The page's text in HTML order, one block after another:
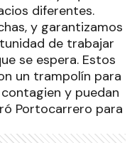
diferentes.
y garantizamos
de trabajar
se espera. Estos
un trampolín para
y puedan
Portocarrero para